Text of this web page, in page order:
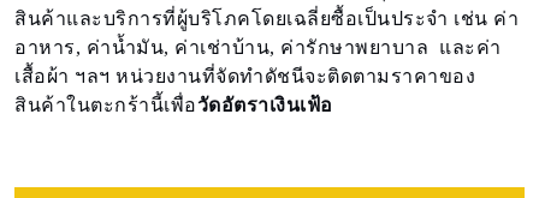
สินค้าและบริการที่ผู้บริโภคโดยเฉลี่ยซื้อเป็นประจำ เช่น ค่า
อาหาร, ค่าน้ำมัน, ค่าเช่าบ้าน, ค่ารักษาพยาบาล และค่า
เสื้อผ้า ฯลฯ หน่วยงานที่จัดทำดัชนีจะติดตามราคาของ
สินค้าในตะกร้านี้เพื่อวัดอัตราเงินเฟ้อ